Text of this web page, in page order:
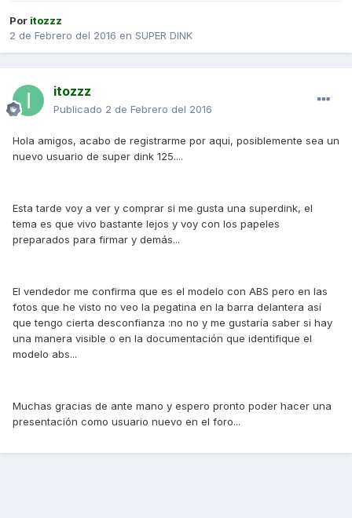
Por itozzz
2 de Febrero del 2016 en SUPER DINK
itozzz
Publicado 2 de Febrero del 2016
Hola amigos, acabo de registrarme por aqui, posiblemente sea un
nuevo usuario de super dink 125....
Esta tarde voy a ver y comprar si me gusta una superdink, el
tema es que vivo bastante lejos y voy con los papeles
preparados para firmar y demás...
El vendedor me confirma que es el modelo con ABS pero en las
fotos que he visto no veo la pegatina en la barra delantera así
que tengo cierta desconfianza :no no y me gustaría saber si hay
una manera visible o en la documentación que identifique el
modelo abs...
Muchas gracias de ante mano y espero pronto poder hacer una
presentación como usuario nuevo en el foro...